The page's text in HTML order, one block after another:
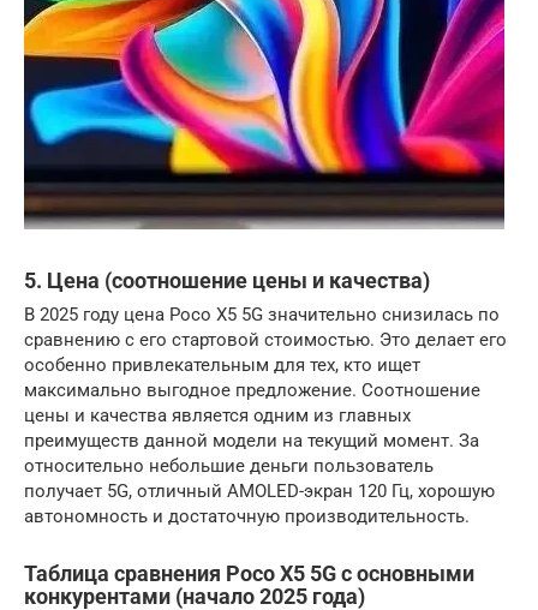
5. Цена (соотношение цены и качества)
В 2025 году цена Poco X5 5G значительно снизилась по
сравнению с его стартовой стоимостью. Это делает его
особенно привлекательным для тех, кто ищет
максимально выгодное предложение. Соотношение
цены и качества является одним из главных
преимуществ данной модели на текущий момент. За
относительно небольшие деньги пользователь
получает 5G, отличный AMOLED-экран 120 Гц, хорошую
автономность и достаточную производительность.
Таблица сравнения Poco X5 5G с основными
конкурентами (начало 2025 года)